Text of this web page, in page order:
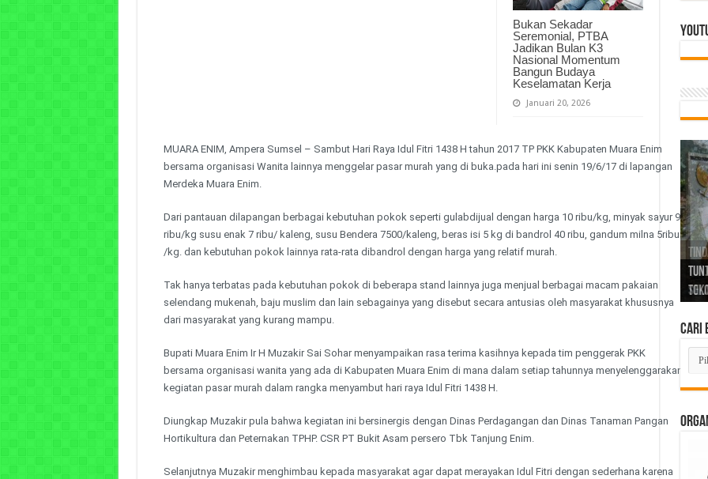
Bukan Sekadar
Seremonial, PTBA
Jadikan Bulan K3
Nasional Momentum
Bangun Budaya
Keselamatan Kerja
Januari 20, 2026
MUARA ENIM, Ampera Sumsel – Sambut Hari Raya Idul Fitri 1438 H tahun 2017 TP PKK Kabupaten Muara Enim
bersama organisasi Wanita lainnya menggelar pasar murah yang di buka.pada hari ini senin 19/6/17 di lapangan
Merdeka Muara Enim.
Dari pantauan dilapangan berbagai kebutuhan pokok seperti gulabdijual dengan harga 10 ribu/kg, minyak sayur 9
ribu/kg susu enak 7 ribu/ kaleng, susu Bendera 7500/kaleng, beras isi 5 kg di bandrol 40 ribu, gandum milna 5ribu
/kg. dan kebutuhan pokok lainnya rata-rata dibandrol dengan harga yang relatif murah.
Tak hanya terbatas pada kebutuhan pokok di beberapa stand lainnya juga menjual berbagai macam pakaian
selendang mukenah, baju muslim dan lain sebagainya yang disebut secara antusias oleh masyarakat khususnya
dari masyarakat yang kurang mampu.
Bupati Muara Enim Ir H Muzakir Sai Sohar menyampaikan rasa terima kasihnya kepada tim penggerak PKK
bersama organisasi wanita yang ada di Kabupaten Muara Enim di mana dalam setiap tahunnya menyelenggarakan
kegiatan pasar murah dalam rangka menyambut hari raya Idul Fitri 1438 H.
Diungkap Muzakir pula bahwa kegiatan ini bersinergis dengan Dinas Perdagangan dan Dinas Tanaman Pangan
Hortikultura dan Peternakan TPHP. CSR PT Bukit Asam persero Tbk Tanjung Enim.
Selanjutnya Muzakir menghimbau kepada masyarakat agar dapat merayakan Idul Fitri dengan sederhana karena
Cari
Cari
di